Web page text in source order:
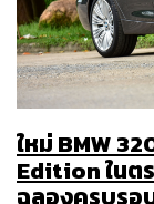
ใหม่ BMW
Edition ในต
ฉลองครบรอ